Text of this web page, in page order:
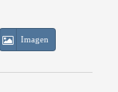
Imagen